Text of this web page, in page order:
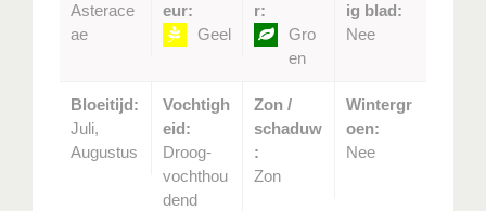
Asterace
ae
eur:
Geel
r:
Gro
en
ig blad:
Nee
Bloeitijd:
Juli,
Augustus
Vochtigh
eid:
Droog-
vochthou
dend
Zon /
schaduw
:
Zon
Wintergr
oen:
Nee